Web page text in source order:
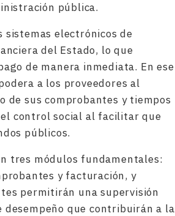
pública.
electrónicos de
del Estado, lo que
de manera inmediata. En ese
a los proveedores al
de sus comprobantes y tiempos
control social al facilitar que
públicos.
tres módulos fundamentales:
y facturación, y
permitirán una supervisión
que contribuirán a la